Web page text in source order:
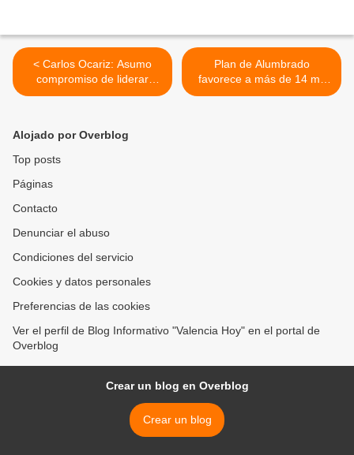
< Carlos Ocariz: Asumo
compromiso de liderar
movimiento de venezolanos
Plan de Alumbrado
favorece a más de 14 mil
familias en comunidades de
Alojado por Overblog
Top posts
Páginas
Contacto
Denunciar el abuso
Condiciones del servicio
Cookies y datos personales
Preferencias de las cookies
Ver el perfil de Blog Informativo "Valencia Hoy" en el portal de
Overblog
Crear un blog en Overblog
Crear un blog